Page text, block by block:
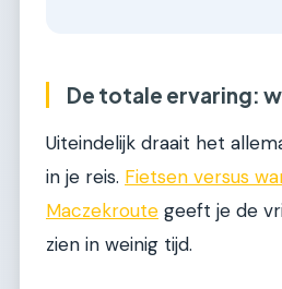
De totale ervaring:
Uiteindelijk draait het
in je reis. Fietsen versus
Maczekroute geeft je de
zien in weinig tijd.